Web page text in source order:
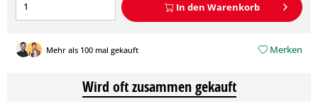
In den Warenkorb
Mehr als 100 mal gekauft Merken
Wird oft zusammen gekauft